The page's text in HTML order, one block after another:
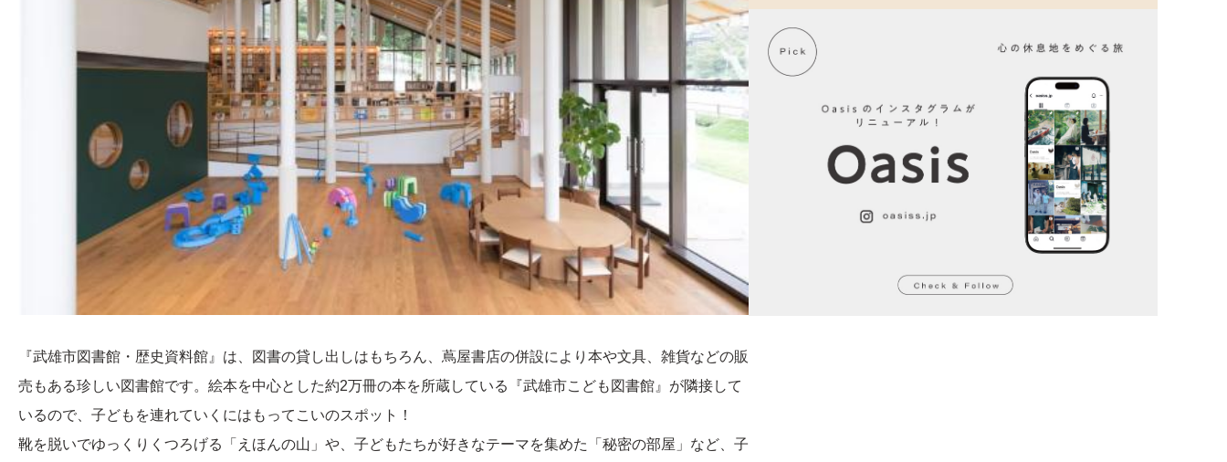
『武雄市図書館・歴史資料館』は、図書の貸し出しはもちろん、蔦屋書店の併設により本や文具、雑貨などの販
売もある珍しい図書館です。絵本を中心とした約2万冊の本を所蔵している『武雄市こども図書館』が隣接して
いるので、子どもを連れていくにはもってこいのスポット！
靴を脱いでゆっくりくつろげる「えほんの山」や、子どもたちが好きなテーマを集めた「秘密の部屋」など、子